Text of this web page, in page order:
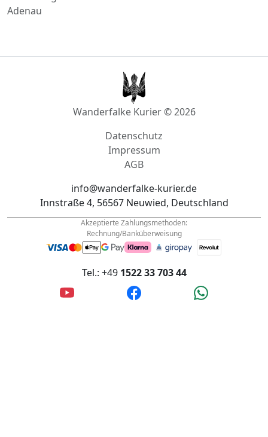
Wanderfalke Kurier © 2026
Datenschutz
AGB
info@wanderfalke-kurier.de
Akzeptierte Zahlungsmethoden:
Rechnung/Banküberweisung
Tel.: +491522 33 703 44